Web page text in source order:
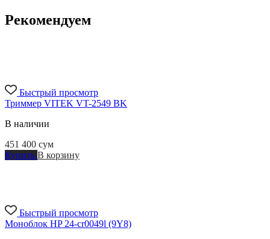
Рекомендуем
Быстрый просмотр
Триммер VITEK VT-2549 BK
В наличии
451 400 сум
Купить В корзину
Быстрый просмотр
Моноблок HP 24-cr0049l (9Y8)